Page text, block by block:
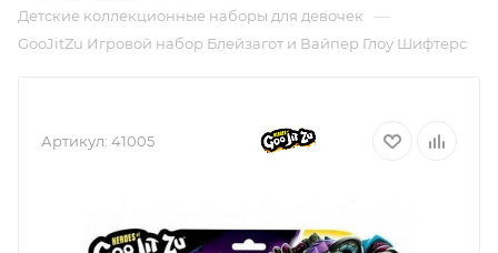
Детские коллекционные наборы для девочек —
GooJitZu Игровой набор Блейзагот и Вайпер Глоу Шифтерс
Артикул: 41005